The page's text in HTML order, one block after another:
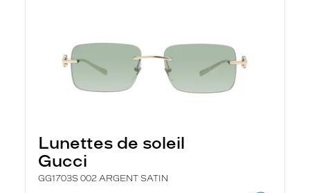
Lunettes de soleil
Gucci
GG1703S 002 ARGENT SATIN